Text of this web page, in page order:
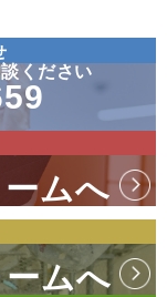
ください
ムへ
ムへ